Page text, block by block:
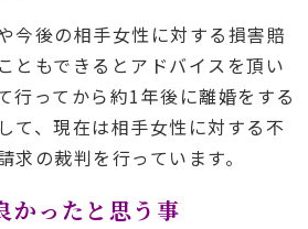
今後の相手女性に対する損害賠
ともできるとアドバイスを頂い
行ってから約1年後に離婚をする
て、現在は相手女性に対する不
求の裁判を行っています。
かったと思う事